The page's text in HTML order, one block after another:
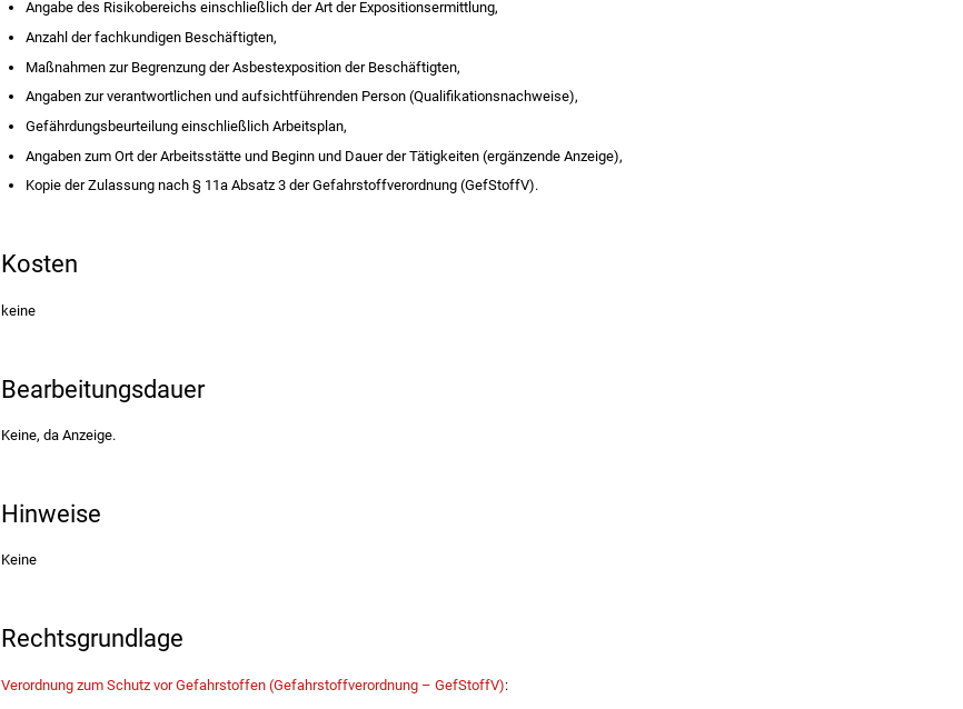
Angabe des Risikobereichs einschließlich der Art der Expositionsermittlung,
Anzahl der fachkundigen Beschäftigten,
Maßnahmen zur Begrenzung der Asbestexposition der Beschäftigten,
Angaben zur verantwortlichen und aufsichtführenden Person (Qualifikationsnachweise),
Gefährdungsbeurteilung einschließlich Arbeitsplan,
Angaben zum Ort der Arbeitsstätte und Beginn und Dauer der Tätigkeiten (ergänzende Anzeige),
Kopie der Zulassung nach § 11a Absatz 3 der Gefahrstoffverordnung (GefStoffV).
Kosten
keine
Bearbeitungsdauer
Keine, da Anzeige.
Hinweise
Keine
Rechtsgrundlage
Verordnung zum Schutz vor Gefahrstoffen (Gefahrstoffverordnung – GefStoffV):